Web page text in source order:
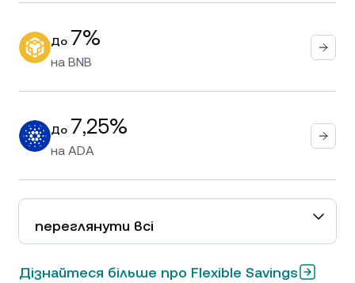
До 7%
на BNB
До 7,25%
на ADA
переглянути всі
Дізнайтеся більше про Flexible Savings